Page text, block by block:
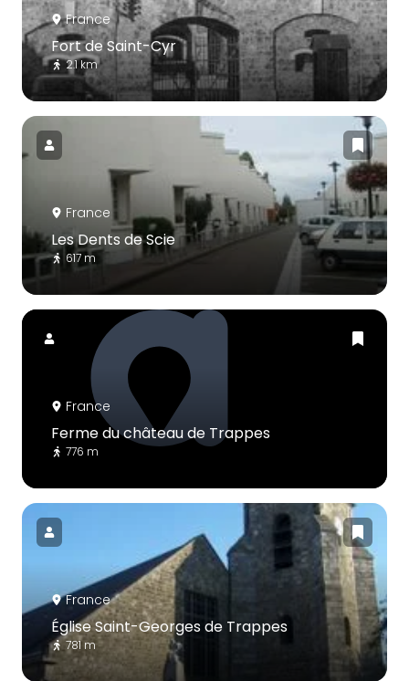
France
Fort de Saint-Cyr
2.1 km
France
Les Dents de Scie
617 m
France
Ferme du château de Trappes
776 m
France
Église Saint-Georges de Trappes
781 m